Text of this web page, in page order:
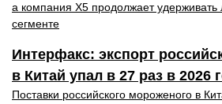
а компания X5 продолжает удерживать
сегменте
Интерфакс: экспорт
в Китай упал в 27 раз в 2026
Поставки российского мороженого в